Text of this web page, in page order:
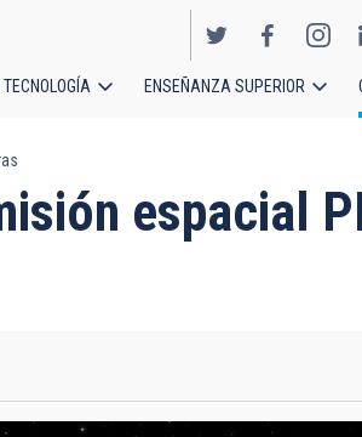
ENSEÑANZA SUPERIOR
espacial